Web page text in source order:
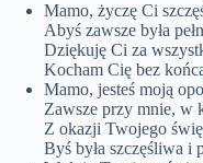
Mamo, życzę Ci
Abyś zawsze była
Dziękuję Ci za
Kocham Cię bez
Mamo, jesteś moją
Zawsze przy mnie, w
Z okazji Twojego
Byś była szczęśliwa i